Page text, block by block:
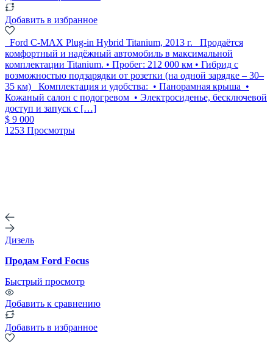
Добавить в избранное
Ford C-MAX Plug-in Hybrid Titanium, 2013 г. Продаётся
комфортный и надёжный автомобиль в максимальной
комплектации Titanium. • Пробег: 212 000 км • Гибрид с
возможностью подзарядки от розетки (на одной зарядке – 30–
35 км) Комплектация и удобства: • Панорамная крыша •
Кожаный салон с подогревом • Электросиденье, бесключевой
доступ и запуск с […]
$ 9 000
1253 Просмотры
Дизель
Продам Ford Focus
Быстрый просмотр
Добавить к сравнению
Добавить в избранное